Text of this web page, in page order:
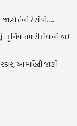
તેની રેસીપી…..
તમારી દીવાની થઇ
આ માહિતી જાણી